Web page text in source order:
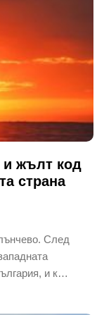
жълт код
страна
След
и к…